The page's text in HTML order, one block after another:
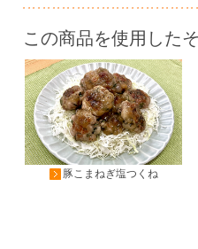
この商品を使用した
豚こまねぎ塩つくね